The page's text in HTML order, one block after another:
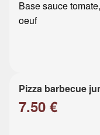
Base sauce
oeuf
Pizza barbecue
7.50 €